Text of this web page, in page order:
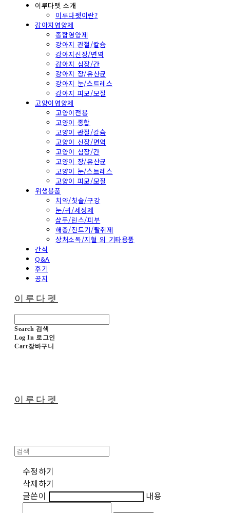
이루다펫 소개
이루다펫이란?
강아지영양제
종합영양제
강아지 관절/칼슘
강아지신장/면역
강아지 심장/간
강아지 장/유산균
강아지 눈/스트레스
강아지 피모/모질
고양이영양제
고양이전용
고양이 종합
고양이 관절/칼슘
고양이 신장/면역
고양이 심장/간
고양이 장/유산균
고양이 눈/스트레스
고양이 피모/모질
위생용품
치약/칫솔/구강
눈/귀/세정제
샴푸/린스/피부
해충/진드기/탈취제
상처소독/지혈 외 기타용품
간식
Q&A
후기
공지
이루다펫
Search 검색
Log In 로그인
Cart장바구니
이루다펫
수정하기
삭제하기
글쓴이
내용